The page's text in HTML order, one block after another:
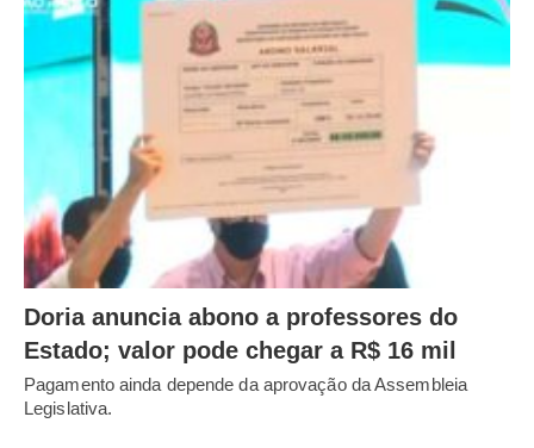
Doria anuncia abono a professores do
Estado; valor pode chegar a R$ 16 mil
Pagamento ainda depende da aprovação da Assembleia
Legislativa.